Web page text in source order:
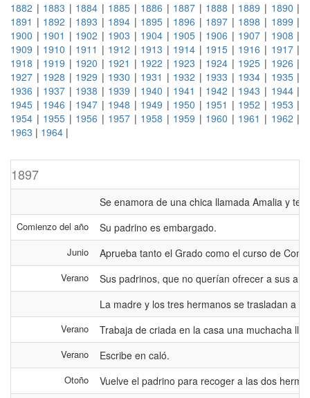
1882 | 1883 | 1884 | 1885 | 1886 | 1887 | 1888 | 1889 | 1890 |
1891 | 1892 | 1893 | 1894 | 1895 | 1896 | 1897 | 1898 | 1899 |
1900 | 1901 | 1902 | 1903 | 1904 | 1905 | 1906 | 1907 | 1908 |
1909 | 1910 | 1911 | 1912 | 1913 | 1914 | 1915 | 1916 | 1917|
1918 | 1919 | 1920 | 1921 | 1922 | 1923 | 1924 | 1925 | 1926 |
1927 | 1928 | 1929 | 1930 | 1931 | 1932 | 1933 | 1934 | 1935|
1936 | 1937 | 1938 | 1939 | 1940 | 1941 | 1942 | 1943 | 1944|
1945 | 1946 | 1947 | 1948 | 1949 | 1950 | 1951 | 1952 | 1953 |
1954 | 1955 | 1956 | 1957 | 1958 | 1959 | 1960 | 1961 | 1962 |
1963 | 1964 |
1897
Se enamora de una chica llamada Amalia y
Comienzo del año Su padrino es embargado.
Junio Aprueba tanto el Grado como el curso de
Verano
Sus padrinos, que no querían ofrecer a sus
La madre y los tres hermanos se trasladan a
Verano Trabaja de criada en la casa una muchacha
Verano Escribe en caló.
Otoño Vuelve el padrino para recoger a las dos